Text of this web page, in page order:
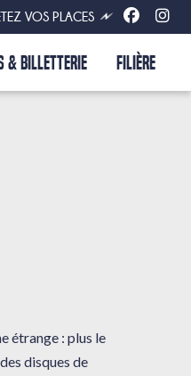
VOS PLACES
& BILLETTERIE FILIÈRE
étrange : plus le
disques de